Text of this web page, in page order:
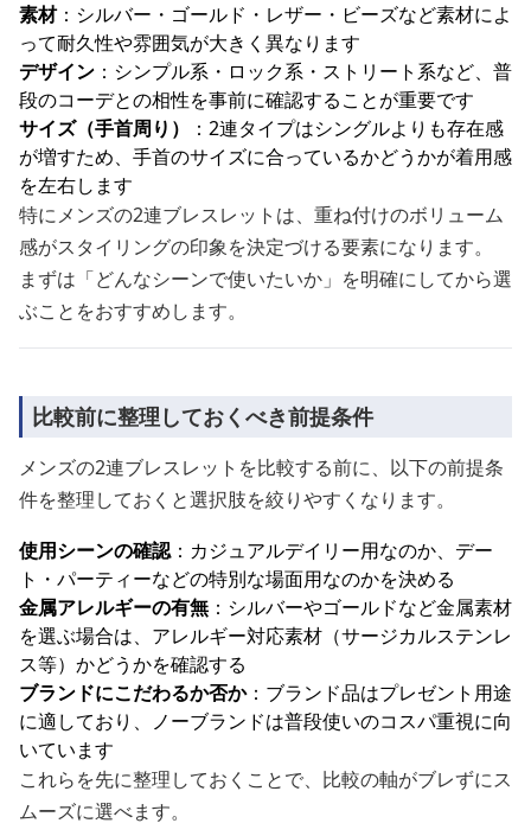
素材：シルバー・ゴールド・レザー・ビーズなど素材によ
って耐久性や雰囲気が大きく異なります
デザイン ：シンプル系・ロック系・ストリート系など、普
段のコーデとの相性を事前に確認することが重要です
サイズ（手首周り）
：2連タイプはシングルよりも存在感
が増すため、手首のサイズに合っているかどうかが着用感
を左右します
特にメンズの2連ブレスレットは、重ね付けのボリューム
感がスタイリングの印象を決定づける要素になります。
まずは「どんなシーンで使いたいか」を明確にしてから選
ぶことをおすすめします。
比較前に整理しておくべき前提条件
メンズの2連ブレスレットを比較する前に、以下の前提条
件を整理しておくと選択肢を絞りやすくなります。
使用シーンの確認：カジュアルデイリー用なのか、デー
ト・パーティーなどの特別な場面用なのかを決める
金属アレルギーの有無 ：シルバーやゴールドなど金属素材
を選ぶ場合は、アレルギー対応素材（サージカルステンレ
ス等）かどうかを確認する
ブランドにこだわるか否か：ブランド品はプレゼント用途
に適しており、ノーブランドは普段使いのコスパ重視に向
いています
これらを先に整理しておくことで、比較の軸がブレずにス
ムーズに選べます。